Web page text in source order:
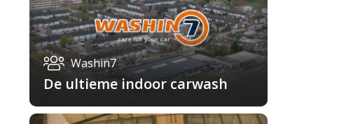
Washin7
De ultieme indoor carwash